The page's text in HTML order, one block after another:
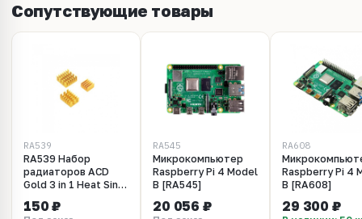
Сопутствующие товары
RA539
RA539 Набор
радиаторов ACD
Gold 3 in 1 Heat Sink
(15x10x5мм,
150 ₽
RA545
Микрокомпьютер
Raspberry Pi 4 Model
B [RA545]
20 056 ₽
RA608
Raspberry Pi 4
B [RA608]
29 300 ₽